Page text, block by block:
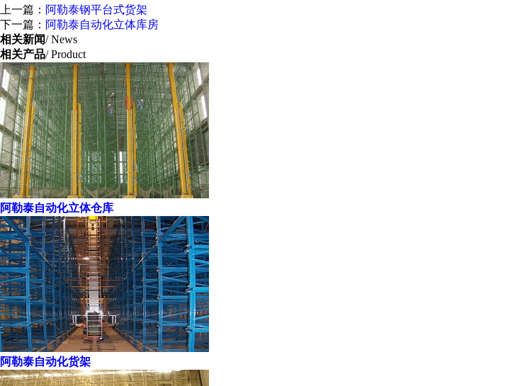
上一篇： 阿勒泰钢平台式货架
下一篇： 阿勒泰自动化立体库房
相关新闻/ News
相关产品/ Product
阿勒泰自动化立体仓库
阿勒泰自动化货架